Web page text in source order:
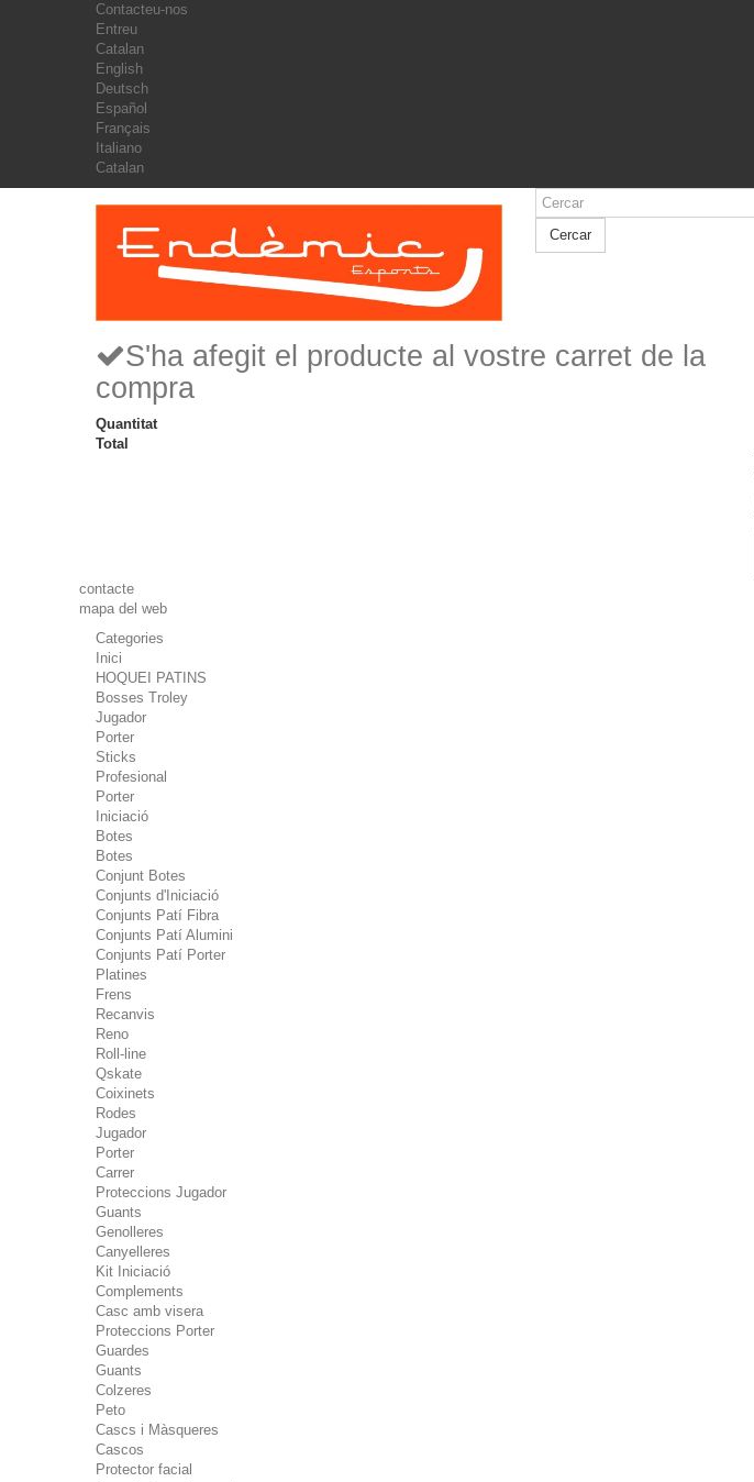
Contacteu-nos
Entreu
Catalan
English
Deutsch
Español
Français
Italiano
Catalan
Cercar
S'ha afegit el producte al vostre carret de la
compra
Quantitat
Total
contacte
mapa del web
Categories
Inici
HOQUEI PATINS
Bosses Troley
Jugador
Porter
Sticks
Profesional
Porter
Iniciació
Botes
Botes
Conjunt Botes
Conjunts d'Iniciació
Conjunts Patí Fibra
Conjunts Patí Alumini
Conjunts Patí Porter
Platines
Frens
Recanvis
Reno
Roll-line
Qskate
Coixinets
Rodes
Jugador
Porter
Carrer
Proteccions Jugador
Guants
Genolleres
Canyelleres
Kit Iniciació
Complements
Casc amb visera
Proteccions Porter
Guardes
Guants
Colzeres
Peto
Cascs i Màsqueres
Cascos
Protector facial